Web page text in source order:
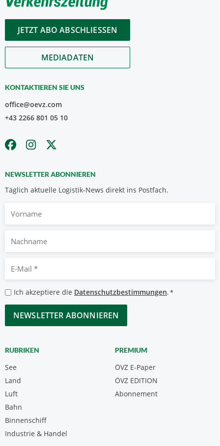
JETZT ABO ABSCHLIESSEN
MEDIADATEN
KONTAKTIEREN SIE UNS
office@oevz.com
+43 2266 801 05 10
NEWSLETTER ABONNIEREN
Täglich aktuelle Logistik-News direkt ins Postfach.
Nachname
Mail
*
Datenschutzbestimmungen
*
Ich akzeptiere die Datenschutzbestimmungen.*
CAPTCHA
RUBRIKEN
See
Land
Luft
Bahn
Binnenschiff
Industrie & Handel
PREMIUM
ÖVZ E-Paper
Abonnement
ÖVZ EDITION